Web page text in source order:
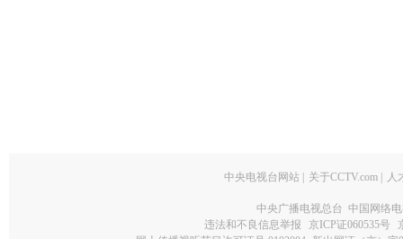
中央电视台网站 关于CCTV.com 人
中央广播电视总台 中国网络
违法和不良信息举报
京ICP证060535号